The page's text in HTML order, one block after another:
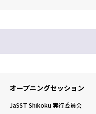
オープニングセッション
JaSST Shikoku 実行委員会